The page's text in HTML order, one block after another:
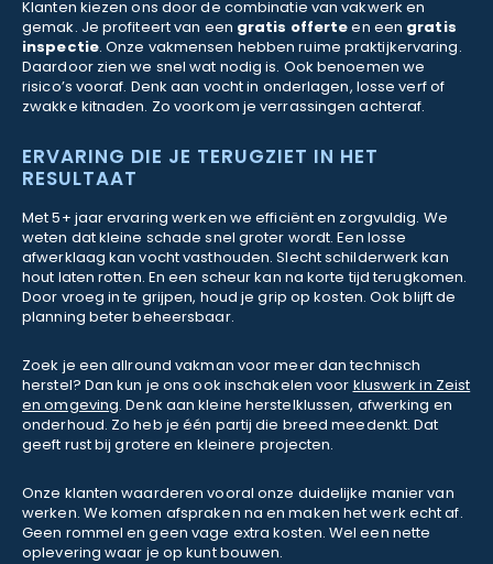
Klanten kiezen ons door de combinatie van vakwerk en
gemak. Je profiteert van een gratis offerteen een gratis
inspectie. Onze vakmensen hebben ruime praktijkervaring.
Daardoor zien we snel wat nodig is. Ook benoemen we
risico’s vooraf. Denk aan vocht in onderlagen, losse verf of
zwakke kitnaden. Zo voorkom je verrassingen achteraf.
ERVARING DIE JE TERUGZIET IN HET
RESULTAAT
Met 5+ jaar ervaring werken we efficiënt en zorgvuldig. We
weten dat kleine schade snel groter wordt. Een losse
afwerklaag kan vocht vasthouden. Slecht schilderwerk kan
hout laten rotten. En een scheur kan na korte tijd terugkomen.
Door vroeg in te grijpen, houd je grip op kosten. Ook blijft de
planning beter beheersbaar.
Zoek je een allround vakman voor meer dan technisch
herstel? Dan kun je ons ook inschakelen voor kluswerk in Zeist
en omgeving. Denk aan kleine herstelklussen, afwerking en
onderhoud. Zo heb je één partij die breed meedenkt. Dat
geeft rust bij grotere en kleinere projecten.
Onze klanten waarderen vooral onze duidelijke manier van
werken. We komen afspraken na en maken het werk echt af.
Geen rommel en geen vage extra kosten. Wel een nette
oplevering waar je op kunt bouwen.